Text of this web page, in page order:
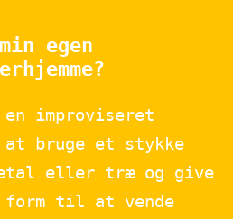
egen
improviseret
at bruge et stykke
eller træ og give
form til at vende